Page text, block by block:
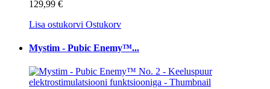
129,99 €
Lisa ostukorvi Ostukorv
Mystim - Pubic Enemy™...